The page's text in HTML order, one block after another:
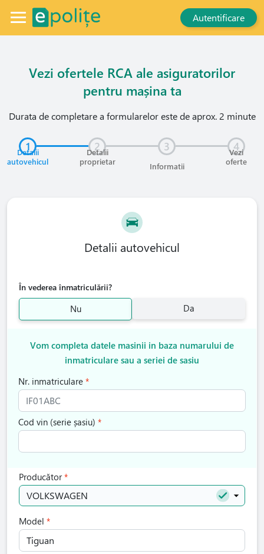
Autentificare
Vezi ofertele RCA ale asiguratorilor
pentru mașina ta
Durata de completare a formularelor este de aprox. 2 minute
1
Detalii
autovehicul
2
Detalii
proprietar
3
Informatii
4
Vezi
oferte
Detalii autovehicul
În vederea înmatriculării?
Nu
Da
Vom completa datele masinii in baza numarului de
inmatriculare sau a seriei de sasiu
Nr. inmatriculare
Cod vin (serie șasiu)
Producător
VOLKSWAGEN
Model